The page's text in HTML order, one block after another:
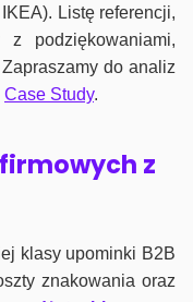
Listę referencji,
podziękowaniami,
Zapraszamy do analiz
Case Study.
z
klasy upominki B2B
znakowania oraz